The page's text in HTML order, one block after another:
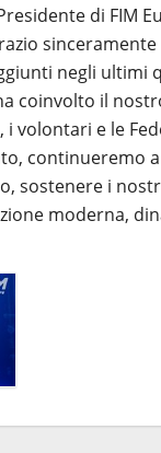
di FIM
negli
coinvolto il
i volontari e le
continueremo
sostenere i
moderna,